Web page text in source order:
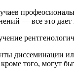
— все это
диссеминации
кроме того, могут